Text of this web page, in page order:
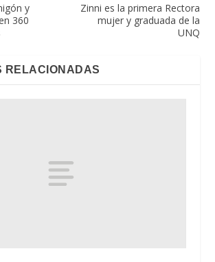
y
360
Zinni es la primera Rectora
mujer y graduada de la
UNQ
RELACIONADAS